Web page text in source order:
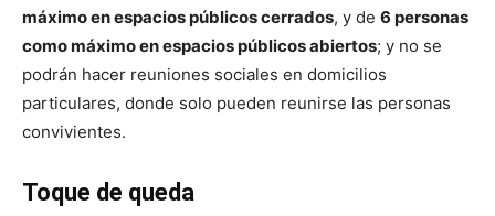
máximo en espacios públicos cerrados, y de 6 personas
como máximo en espacios públicos abiertos; y no se
podrán hacer reuniones sociales en domicilios
particulares, donde solo pueden reunirse las personas
convivientes.
Toque de queda